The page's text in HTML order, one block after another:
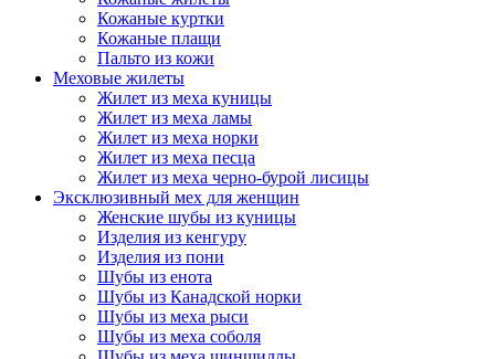
Кожаные куртки
Кожаные плащи
Пальто из кожи
Меховые жилеты
Жилет из меха куницы
Жилет из меха ламы
Жилет из меха норки
Жилет из меха песца
Жилет из меха черно-бурой лисицы
Эксклюзивный мех для женщин
Женские шубы из куницы
Изделия из кенгуру
Изделия из пони
Шубы из енота
Шубы из Канадской норки
Шубы из меха рыси
Шубы из меха соболя